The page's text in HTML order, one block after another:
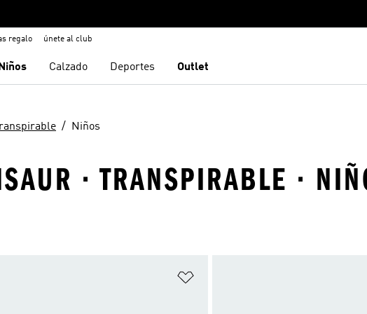
regalo únete al club
Niños Calzado Deportes Outlet
Niños
· TRANSPIRABLE ·